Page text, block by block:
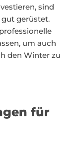
sind
gerüstet.
um auch
den Winter zu
für